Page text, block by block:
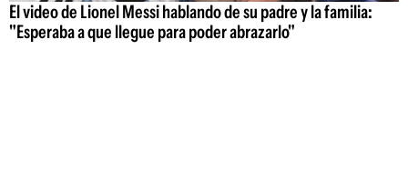
El video de Lionel Messi hablando de su padre y la familia:
"Esperaba a que llegue para poder abrazarlo"